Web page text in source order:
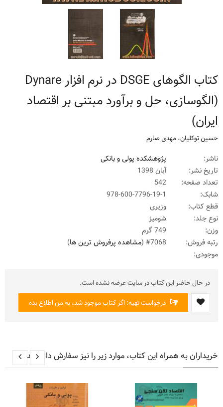
کتاب الگوهای DSGE در نرم افزار Dynare
(الگوسازی، حل و برآورد مبتنی بر اقتصاد
ایران)
حسین توکلیان،مهدی صارم
ناشر:
پژوهشکده پولی و بانکی
تاریخ نشر:
آبان 1398
تعداد صفحه:
شابک:
978-600-7796-19-1
قطع کتاب:
وزیری
نوع جلد:
شومیز
وزن:
رتبه فروش:
#7068 ( مشاهده پرفروش ترین ها)
موجودی:
در حال حاضر این کتاب در سایت عرضه نشده است.
درخواست تهیه: اگر کتاب موجود شد، به من اطلاع بده
خریداران به همراه این کتاب، موارد زیر را نیز سفارش داده اند